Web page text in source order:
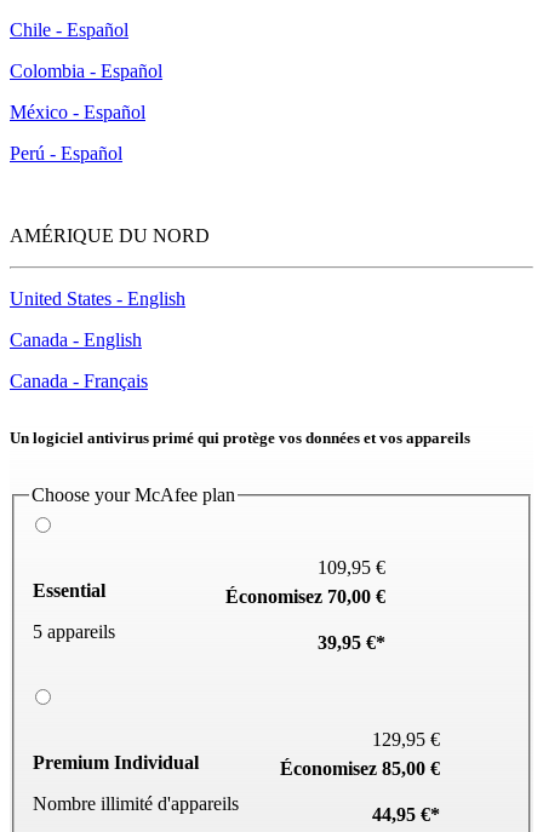
Chile - Español
Colombia - Español
México - Español
Perú - Español
AMÉRIQUE DU NORD
United States - English
Canada - English
Canada - Français
Un logiciel antivirus primé qui protège vos données et vos appareils
Choose your McAfee plan
Essential
5 appareils
109,95 €
Économisez 70,00 €
39,95 €*
Premium Individual
Nombre illimité d'appareils
129,95 €
Économisez 85,00 €
44,95 €*